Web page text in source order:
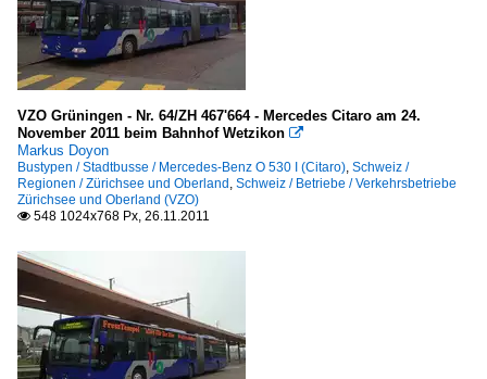
VZO Grüningen - Nr. 64/ZH 467'664 - Mercedes Citaro am 24.
November 2011 beim Bahnhof Wetzikon 
Markus Doyon
Bustypen / Stadtbusse / Mercedes-Benz O 530 I (Citaro), Schweiz /
Regionen / Zürichsee und Oberland , Schweiz / Betriebe / Verkehrsbetriebe
Zürichsee und Oberland (VZO)
 548 1024x768 Px, 26.11.2011